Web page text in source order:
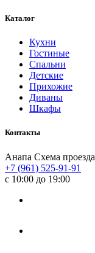
Каталог
Кухни
Гостиные
Спальни
Детские
Прихожие
Диваны
Шкафы
Контакты
Анапа Схема проезда
+7 (961) 525-91-91
с 10:00 до 19:00